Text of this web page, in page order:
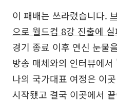
이 패배는 쓰라렸습니다.
으로 월드컵 8강 진출에 실
경기 종료 이후 연신 눈물
방송 매체와의 인터뷰에
나의 국가대표 여정은 이
시작됐고 결국 이곳에서